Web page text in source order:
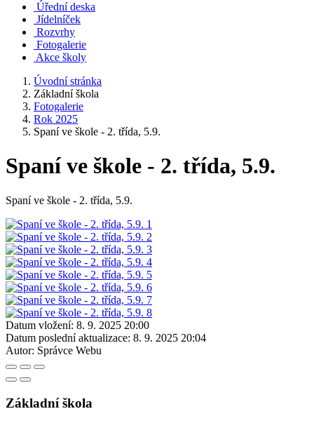
Úřední deska
Jídelníček
Rozvrhy
Fotogalerie
Akce školy
Úvodní stránka
Základní škola
Fotogalerie
Rok 2025
Spaní ve škole - 2. třída, 5.9.
Spaní ve škole - 2. třída, 5.9.
Spaní ve škole - 2. třída, 5.9.
Datum vložení: 8. 9. 2025 20:00
Datum poslední aktualizace: 8. 9. 2025 20:04
Autor: Správce Webu
Základní škola